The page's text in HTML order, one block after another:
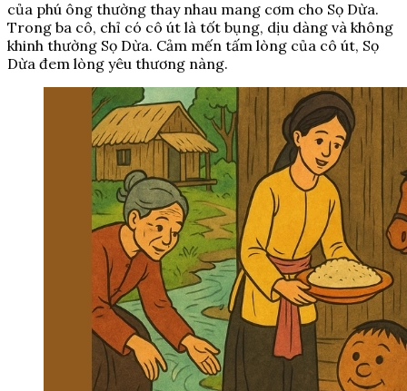
của phú ông thường thay nhau mang cơm cho Sọ Dừa.
Trong ba cô, chỉ có cô út là tốt bụng, dịu dàng và không
khinh thường Sọ Dừa. Cảm mến tấm lòng của cô út, Sọ
Dừa đem lòng yêu thương nàng.